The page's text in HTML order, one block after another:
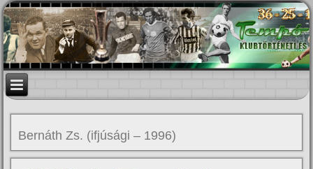
Bernáth Zs. (ifjúsági – 1996)